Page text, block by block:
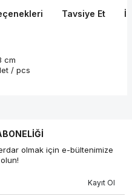
Tavsiye Et
cm
/ pcs
olmak için e-bültenimize
Kayıt Ol